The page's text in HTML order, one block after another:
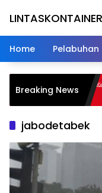
KONTAINER
Home Pelabuhan
Breaking News
Masuk ke Jurang,
jabodetabek